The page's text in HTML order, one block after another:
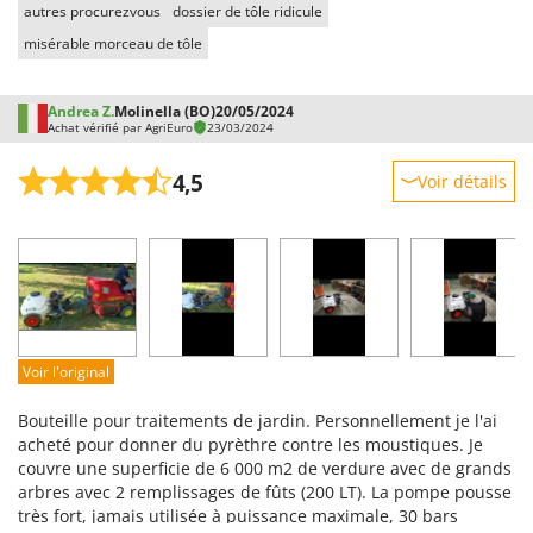
autres procurezvous dossier de tôle ridicule
misérable morceau de tôle
Andrea Z.Molinella (BO)20/05/2024
Achat vérifié par AgriEuro 23/03/2024
4,5 Voir détails
Facilité d'utilisation
Qualité / Prix
Facilité de montage
Voir l'original
Bouteille pour traitements de jardin. Personnellement je l'ai
acheté pour donner du pyrèthre contre les moustiques. Je
couvre une superficie de 6 000 m2 de verdure avec de grands
arbres avec 2 remplissages de fûts (200 LT). La pompe pousse
très fort, jamais utilisée à puissance maximale, 30 bars